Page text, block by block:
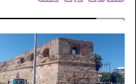
واكب، بالفضاء الرقمي،
الذكية.